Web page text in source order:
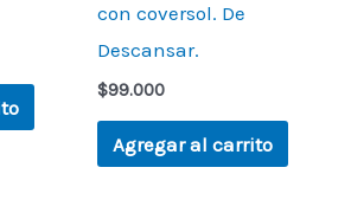
con coversol. De
Descansar.
$99.000
Agregar al carrito